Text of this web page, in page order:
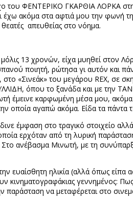
του ΦΕΝΤΕΡΙΚΟ ΓΚΑΡΘΙΑ ΛΟΡΚΑ
ακόμα στα αφτιά μου την φωνή
απευθείας στο νόημα.
13 χρονών, είχα μυηθεί στον
ποιητή, ρώτησα γι αυτόν
«Σινεάκ» του μεγάρου REX, σε
όπου το ξανάδα και με την
έμεινε καρφωμένη μέσα μου,
οποία αγαπώ ακόμα. Είδα τα
έμφαση στο τραγικό στοιχείο
ερχόταν από τη λυρική
Στο ανέβασμα Μινωτή, με τη
ευαίσθητη ηλικία (αλλά όπως
κινηματογραφάκιας γεννημένος:
παράσταση να μεταφέρεται στο